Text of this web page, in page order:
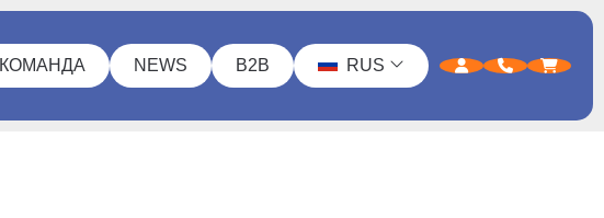
КОМАНДА NEWS B2B RUS